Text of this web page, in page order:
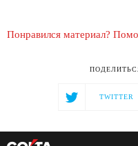
Понравился материал?
TWITTER